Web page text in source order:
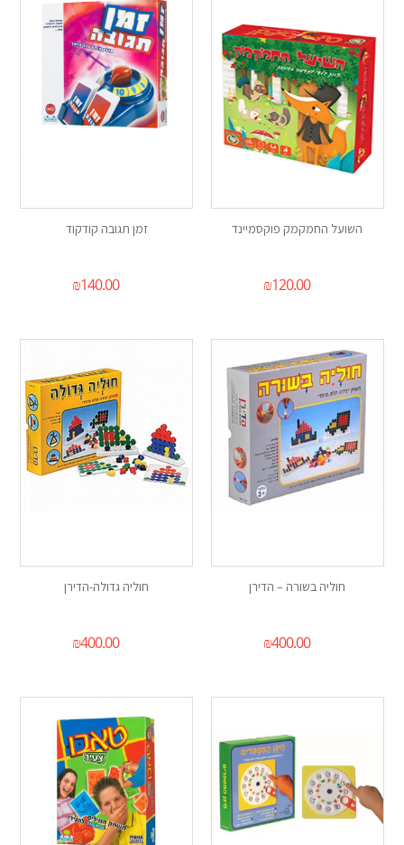
השועל החמקמק פוקסמיינד
₪120.00
זמן תגובה קודקוד
₪140.00
חוליה בשורה – הדירן
₪400.00
חוליה גדולה-הדירן
₪400.00